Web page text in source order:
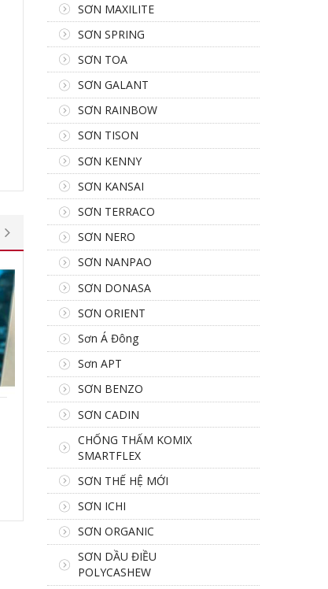
SƠN MAXILITE
SƠN SPRING
SƠN TOA
SƠN GALANT
SƠN RAINBOW
SƠN TISON
SƠN KENNY
SƠN KANSAI
SƠN TERRACO
SƠN NERO
SƠN NANPAO
SƠN DONASA
SƠN ORIENT
Sơn Á Đông
Sơn APT
SƠN BENZO
SƠN CADIN
CHỐNG THẤM KOMIX
SMARTFLEX
SƠN THẾ HỆ MỚI
SƠN ICHI
SƠN ORGANIC
SƠN DẦU ĐIỀU
POLYCASHEW